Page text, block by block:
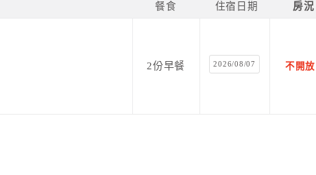
餐食 住宿日期 房況
2份早餐 2026/08/07 不開放